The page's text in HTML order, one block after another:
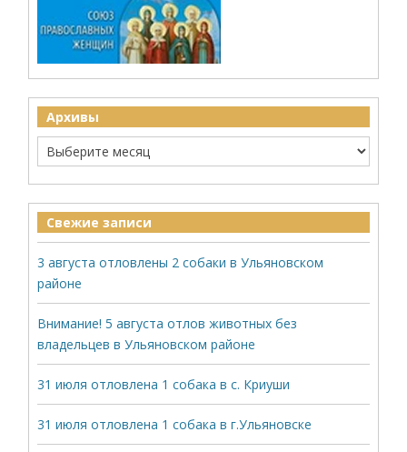
Архивы
Свежие записи
3 августа отловлены 2 собаки в Ульяновском
районе
Внимание! 5 августа отлов животных без
владельцев в Ульяновском районе
31 июля отловлена 1 собака в с. Криуши
31 июля отловлена 1 собака в г.Ульяновске